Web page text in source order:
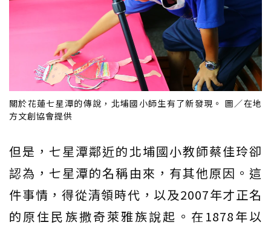
關於花蓮七星潭的傳說，北埔國小師生有了新發現。 圖／在地
方文創協會提供
但是，七星潭鄰近的北埔國小教師蔡佳玲卻
認為，七星潭的名稱由來，有其他原因。這
件事情，得從清領時代，以及2007年才正名
的原住民族撒奇萊雅族說起。在1878年以